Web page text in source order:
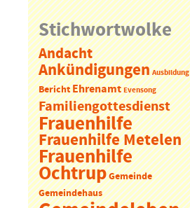
Stichwortwolke
Andacht
Ankündigungen Ausbildung
Bericht Ehrenamt Evensong
Familiengottesdienst
Frauenhilfe
Frauenhilfe Metelen
Frauenhilfe
Ochtrup Gemeinde
Gemeindehaus